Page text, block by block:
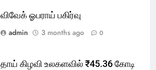
விவேக் ஓபராய் பகிர்வு
admin
3 months ago 0
தாய் கிழவி உலகளவில் ₹45.36 கோடி